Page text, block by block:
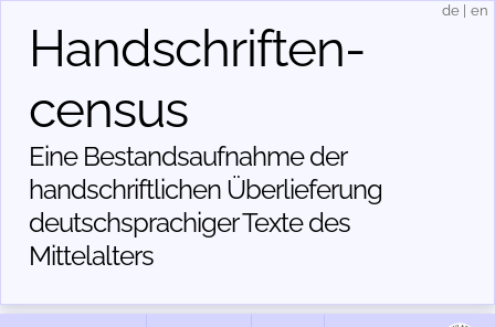
Handschriften­
census
Eine Bestandsaufnahme der
handschriftlichen Über­lieferung
deutschsprachiger Texte des
Mittelalters
de en